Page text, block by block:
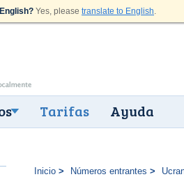
Yes, please translate to English.
Tarifas Ayuda
Inicio Números entrantes